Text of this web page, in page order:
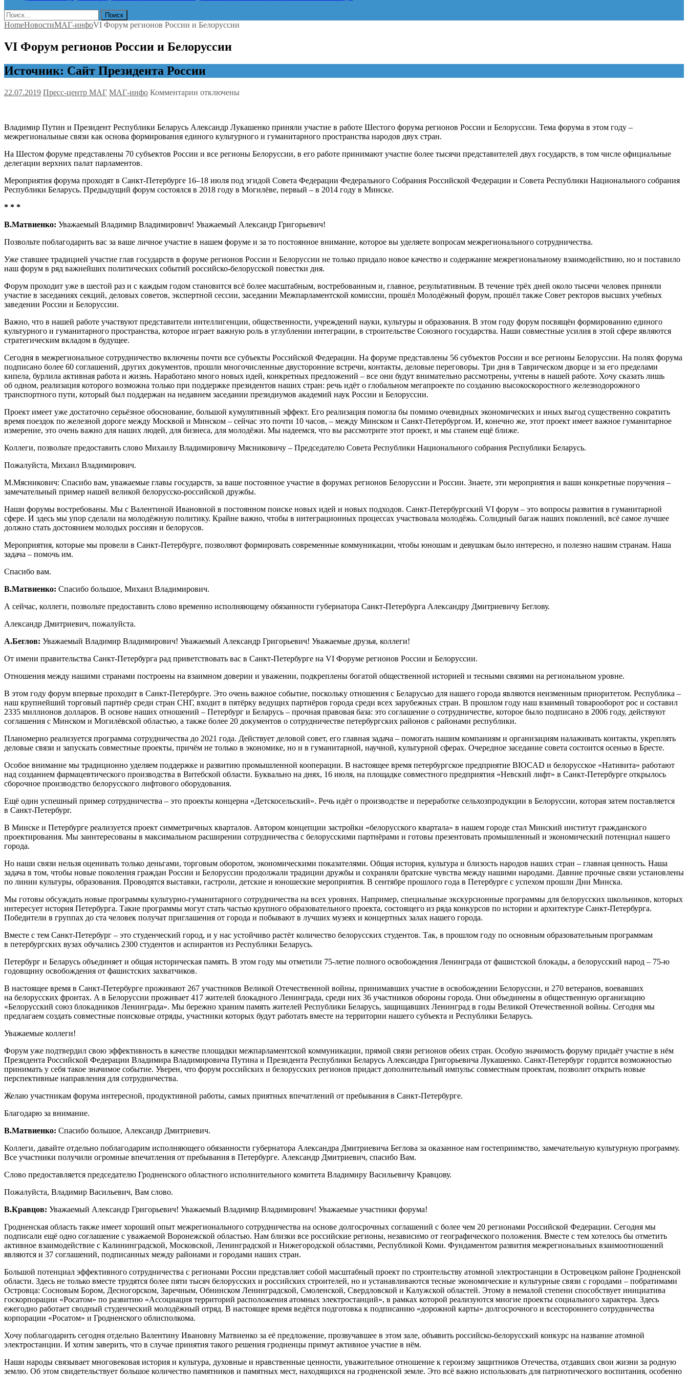
Найти:
HomeНовостиМАГ-инфоVI Форум регионов России и Белоруссии
VI Форум регионов России и Белоруссии
Источник: Сайт Президента России
22.07.2019 Пресс-центр МАГ МАГ-инфо Комментарии к
регионов
России
Белоруссии
отключены
Владимир Путин и Президент Республики Беларусь Александр Лукашенко приняли участие в работе Шестого форума регионов России и Белоруссии. Тема форума в этом году –
межрегиональные связи как основа формирования единого культурного и гуманитарного пространства народов двух стран.
На Шестом форуме представлены 70 субъектов России и все регионы Белоруссии, в его работе принимают участие более тысячи представителей двух государств, в том числе официальные
делегации верхних палат парламентов.
Мероприятия форума проходят в Санкт-Петербурге 16–18 июля под эгидой Совета Федерации Федерального Собрания Российской Федерации и Совета Республики Национального собрания
Республики Беларусь. Предыдущий форум состоялся в 2018 году в Могилёве, первый – в 2014 году в Минске.
* * *
В.Матвиенко: Уважаемый Владимир Владимирович! Уважаемый Александр Григорьевич!
Позвольте поблагодарить вас за ваше личное участие в нашем форуме и за то постоянное внимание, которое вы уделяете вопросам межрегионального сотрудничества.
Уже ставшее традицией участие глав государств в форуме регионов России и Белоруссии не только придало новое качество и содержание межрегиональному взаимодействию, но и поставило
наш форум в ряд важнейших политических событий российско-белорусской повестки дня.
Форум проходит уже в шестой раз и с каждым годом становится всё более масштабным, востребованным и, главное, результативным. В течение трёх дней около тысячи человек приняли
участие в заседаниях секций, деловых советов, экспертной сессии, заседании Межпарламентской комиссии, прошёл Молодёжный форум, прошёл также Совет ректоров высших учебных
заведении России и Белоруссии.
Важно, что в нашей работе участвуют представители интеллигенции, общественности, учреждений науки, культуры и образования. В этом году форум посвящён формированию единого
культурного и гуманитарного пространства, которое играет важную роль в углублении интеграции, в строительстве Союзного государства. Наши совместные усилия в этой сфере являются
стратегическим вкладом в будущее.
Сегодня в межрегиональное сотрудничество включены почти все субъекты Российской Федерации. На форуме представлены 56 субъектов России и все регионы Белоруссии. На полях форума
подписано более 60 соглашений, других документов, прошли многочисленные двусторонние встречи, контакты, деловые переговоры. Три дня в Таврическом дворце и за его пределами
кипела, бурлила активная работа и жизнь. Наработано много новых идей, конкретных предложений – все они будут внимательно рассмотрены, учтены в нашей работе. Хочу сказать лишь
об одном, реализация которого возможна только при поддержке президентов наших стран: речь идёт о глобальном мегапроекте по созданию высокоскоростного железнодорожного
транспортного пути, который был поддержан на недавнем заседании президиумов академий наук России и Белоруссии.
Проект имеет уже достаточно серьёзное обоснование, большой кумулятивный эффект. Его реализация помогла бы помимо очевидных экономических и иных выгод существенно сократить
время поездок по железной дороге между Москвой и Минском – сейчас это почти 10 часов, – между Минском и Санкт-Петербургом. И, конечно же, этот проект имеет важное гуманитарное
измерение, это очень важно для наших людей, для бизнеса, для молодёжи. Мы надеемся, что вы рассмотрите этот проект, и мы станем ещё ближе.
Коллеги, позвольте предоставить слово Михаилу Владимировичу Мясниковичу – Председателю Совета Республики Национального собрания Республики Беларусь.
Пожалуйста, Михаил Владимирович.
М.Мясникович: Спасибо вам, уважаемые главы государств, за ваше постоянное участие в форумах регионов Белоруссии и России. Знаете, эти мероприятия и ваши конкретные поручения –
замечательный пример нашей великой белорусско-российской дружбы.
Наши форумы востребованы. Мы с Валентиной Ивановной в постоянном поиске новых идей и новых подходов. Санкт-Петербургский VI форум – это вопросы развития в гуманитарной
сфере. И здесь мы упор сделали на молодёжную политику. Крайне важно, чтобы в интеграционных процессах участвовала молодёжь. Солидный багаж наших поколений, всё самое лучшее
должно стать достоянием молодых россиян и белорусов.
Мероприятия, которые мы провели в Санкт-Петербурге, позволяют формировать современные коммуникации, чтобы юношам и девушкам было интересно, и полезно нашим странам. Наша
задача – помочь им.
Спасибо вам.
В.Матвиенко: Спасибо большое, Михаил Владимирович.
А сейчас, коллеги, позвольте предоставить слово временно исполняющему обязанности губернатора Санкт-Петербурга Александру Дмитриевичу Беглову.
Александр Дмитриевич, пожалуйста.
А.Беглов: Уважаемый Владимир Владимирович! Уважаемый Александр Григорьевич! Уважаемые друзья, коллеги!
От имени правительства Санкт-Петербурга рад приветствовать вас в Санкт-Петербурге на VI Форуме регионов России и Белоруссии.
Отношения между нашими странами построены на взаимном доверии и уважении, подкреплены богатой общественной историей и тесными связями на региональном уровне.
В этом году форум впервые проходит в Санкт-Петербурге. Это очень важное событие, поскольку отношения с Беларусью для нашего города являются неизменным приоритетом. Республика –
наш крупнейший торговый партнёр среди стран СНГ, входит в пятёрку ведущих партнёров города среди всех зарубежных стран. В прошлом году наш взаимный товарооборот рос и составил
2335 миллионов долларов. В основе наших отношений – Петербург и Беларусь – прочная правовая база: это соглашение о сотрудничестве, которое было подписано в 2006 году, действуют
соглашения с Минском и Могилёвской областью, а также более 20 документов о сотрудничестве петербургских районов с районами республики.
Планомерно реализуется программа сотрудничества до 2021 года. Действует деловой совет, его главная задача – помогать нашим компаниям и организациям налаживать контакты, укреплять
деловые связи и запускать совместные проекты, причём не только в экономике, но и в гуманитарной, научной, культурной сферах. Очередное заседание совета состоится осенью в Бресте.
Особое внимание мы традиционно уделяем поддержке и развитию промышленной кооперации. В настоящее время петербургское предприятие BIOCAD и белорусское «Нативита» работают
над созданием фармацевтического производства в Витебской области. Буквально на днях, 16 июля, на площадке совместного предприятия «Невский лифт» в Санкт-Петербурге открылось
сборочное производство белорусского лифтового оборудования.
Ещё один успешный пример сотрудничества – это проекты концерна «Детскосельский». Речь идёт о производстве и переработке сельхозпродукции в Белоруссии, которая затем поставляется
в Санкт-Петербург.
В Минске и Петербурге реализуется проект симметричных кварталов. Автором концепции застройки «белорусского квартала» в нашем городе стал Минский институт гражданского
проектирования. Мы заинтересованы в максимальном расширении сотрудничества с белорусскими партнёрами и готовы презентовать промышленный и экономический потенциал нашего
города.
Но наши связи нельзя оценивать только деньгами, торговым оборотом, экономическими показателями. Общая история, культура и близость народов наших стран – главная ценность. Наша
задача в том, чтобы новые поколения граждан России и Белоруссии продолжали традиции дружбы и сохраняли братские чувства между нашими народами. Давние прочные связи установлены
по линии культуры, образования. Проводятся выставки, гастроли, детские и юношеские мероприятия. В сентябре прошлого года в Петербурге с успехом прошли Дни Минска.
Мы готовы обсуждать новые программы культурно-гуманитарного сотрудничества на всех уровнях. Например, специальные экскурсионные программы для белорусских школьников, которых
интересует история Петербурга. Такие программы могут стать частью крупного образовательного проекта, состоящего из ряда конкурсов по истории и архитектуре Санкт-Петербурга.
Победители в группах до ста человек получат приглашения от города и побывают в лучших музеях и концертных залах нашего города.
Вместе с тем Санкт-Петербург – это студенческий город, и у нас устойчиво растёт количество белорусских студентов. Так, в прошлом году по основным образовательным программам
в петербургских вузах обучались 2300 студентов и аспирантов из Республики Беларусь.
Петербург и Беларусь объединяет и общая историческая память. В этом году мы отметили 75-летие полного освобождения Ленинграда от фашистской блокады, а белорусский народ – 75-ю
годовщину освобождения от фашистских захватчиков.
В настоящее время в Санкт-Петербурге проживают 267 участников Великой Отечественной войны, принимавших участие в освобождении Белоруссии, и 270 ветеранов, воевавших
на белорусских фронтах. А в Белоруссии проживает 417 жителей блокадного Ленинграда, среди них 36 участников обороны города. Они объединены в общественную организацию
«Белорусский союз блокадников Ленинграда». Мы бережно храним память жителей Республики Беларусь, защищавших Ленинград в годы Великой Отечественной войны. Сегодня мы
предлагаем создать совместные поисковые отряды, участники которых будут работать вместе на территории нашего субъекта и Республики Беларусь.
Уважаемые коллеги!
Форум уже подтвердил свою эффективность в качестве площадки межпарламентской коммуникации, прямой связи регионов обеих стран. Особую значимость форуму придаёт участие в нём
Президента Российской Федерации Владимира Владимировича Путина и Президента Республики Беларусь Александра Григорьевича Лукашенко. Санкт-Петербург гордится возможностью
принимать у себя такое значимое событие. Уверен, что форум российских и белорусских регионов придаст дополнительный импульс совместным проектам, позволит открыть новые
перспективные направления для сотрудничества.
Желаю участникам форума интересной, продуктивной работы, самых приятных впечатлений от пребывания в Санкт-Петербурге.
Благодарю за внимание.
В.Матвиенко: Спасибо большое, Александр Дмитриевич.
Коллеги, давайте отдельно поблагодарим исполняющего обязанности губернатора Александра Дмитриевича Беглова за оказанное нам гостеприимство, замечательную культурную программу.
Все участники получили огромные впечатления от пребывания в Петербурге. Александр Дмитриевич, спасибо Вам.
Слово предоставляется председателю Гродненского областного исполнительного комитета Владимиру Васильевичу Кравцову.
Пожалуйста, Владимир Васильевич, Вам слово.
В.Кравцов: Уважаемый Александр Григорьевич! Уважаемый Владимир Владимирович! Уважаемые участники форума!
Гродненская область также имеет хороший опыт межрегионального сотрудничества на основе долгосрочных соглашений с более чем 20 регионами Российской Федерации. Сегодня мы
подписали ещё одно соглашение с уважаемой Воронежской областью. Нам близки все российские регионы, независимо от географического положения. Вместе с тем хотелось бы отметить
активное взаимодействие с Калининградской, Московской, Ленинградской и Нижегородской областями, Республикой Коми. Фундаментом развития межрегиональных взаимоотношений
являются и 37 соглашений, подписанных между районами и городами наших стран.
Большой потенциал эффективного сотрудничества с регионами России представляет собой масштабный проект по строительству атомной электростанции в Островецком районе Гродненской
области. Здесь не только вместе трудятся более пяти тысяч белорусских и российских строителей, но и устанавливаются тесные экономические и культурные связи с городами – побратимами
Островца: Сосновым Бором, Десногорском, Заречным, Обнинском Ленинградской, Смоленской, Свердловской и Калужской областей. Этому в немалой степени способствует инициатива
госкорпорации «Росатом» по развитию «Ассоциация территорий расположения атомных электростанций», в рамках которой реализуются многие проекты социального характера. Здесь
ежегодно работает сводный студенческий молодёжный отряд. В настоящее время ведётся подготовка к подписанию «дорожной карты» долгосрочного и всестороннего сотрудничества
корпорации «Росатом» и Гродненского облисполкома.
Хочу поблагодарить сегодня отдельно Валентину Ивановну Матвиенко за её предложение, прозвучавшее в этом зале, объявить российско-белорусский конкурс на название атомной
электростанции. И хотим заверить, что в случае принятия такого решения гродненцы примут активное участие в нём.
Наши народы связывает многовековая история и культура, духовные и нравственные ценности, уважительное отношение к героизму защитников Отечества, отдавших свои жизни за родную
землю. Об этом свидетельствует большое количество памятников и памятных мест, находящихся на гродненской земле. Это всё важно использовать для патриотического воспитания, особенно